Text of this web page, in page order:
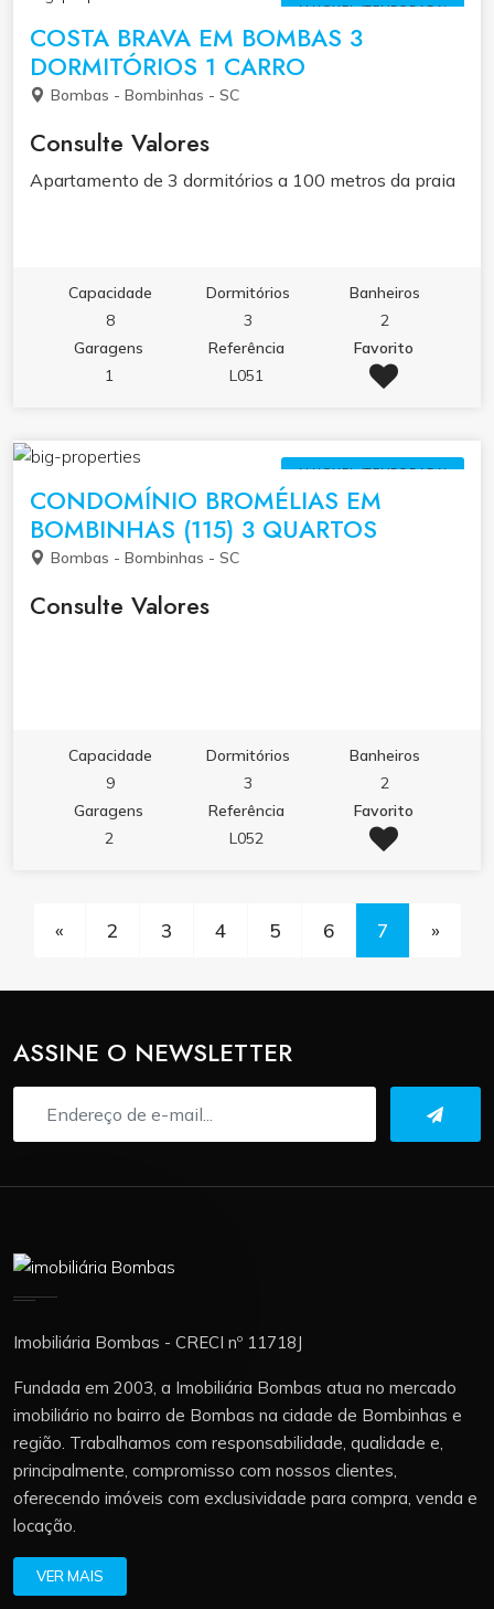
ALUGUEL (TEMPORADA)
COSTA BRAVA EM BOMBAS 3
DORMITÓRIOS 1 CARRO
Bombas - Bombinhas - SC
Consulte Valores
Apartamento de 3 dormitórios a 100 metros da praia
Capacidade
8
Dormitórios
3
Banheiros
2
Garagens
1
Referência
L051
Favorito
ALUGUEL (TEMPORADA)
CONDOMÍNIO BROMÉLIAS EM
BOMBINHAS (115) 3 QUARTOS
Bombas - Bombinhas - SC
Consulte Valores
Capacidade
9
Dormitórios
3
Banheiros
2
Garagens
2
Referência
L052
Favorito
« 2 3 4 5 6 7 »
ASSINE O NEWSLETTER
Imobiliária Bombas - CRECI nº 11718J
Fundada em 2003, a Imobiliária Bombas atua no mercado
imobiliário no bairro de Bombas na cidade de Bombinhas e
região. Trabalhamos com responsabilidade, qualidade e,
principalmente, compromisso com nossos clientes,
oferecendo imóveis com exclusividade para compra, venda e
locação.
VER MAIS